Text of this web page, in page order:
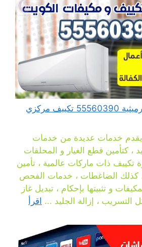
فني تكييف وتبريد الرميثية 55560390 تكييف مركزي
يقدم خدمات عديدة من خدمات
، كتأمين قطع الغيار و المحلقات
تكييف ذات ماركات عالمية ، تأمين
، كذلك الضاغطات ، خدمات الفحص
و تثبيتها بإحكام ، تبديل غاز
التسريب ، إزالة الجليد ... اقرأ